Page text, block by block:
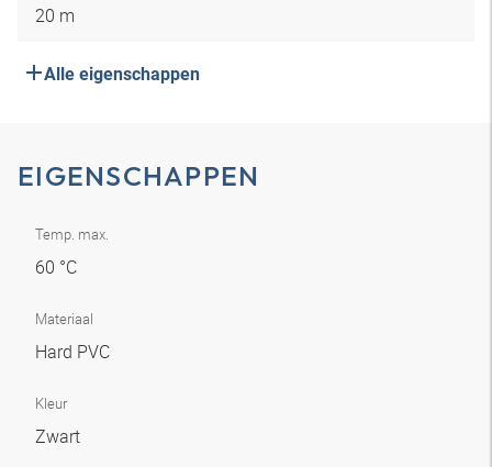
20 m
Alle eigenschappen
EIGENSCHAPPEN
Temp. max.
60 °C
Materiaal
Hard PVC
Kleur
Zwart